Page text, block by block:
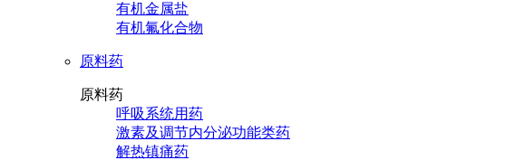
有机金属盐
有机氟化合物
原料药
原料药
呼吸系统用药
激素及调节内分泌功能类药
解热镇痛药